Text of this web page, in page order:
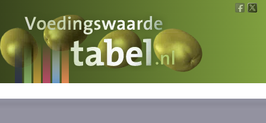
Voedingswaarde
Wat is wat?